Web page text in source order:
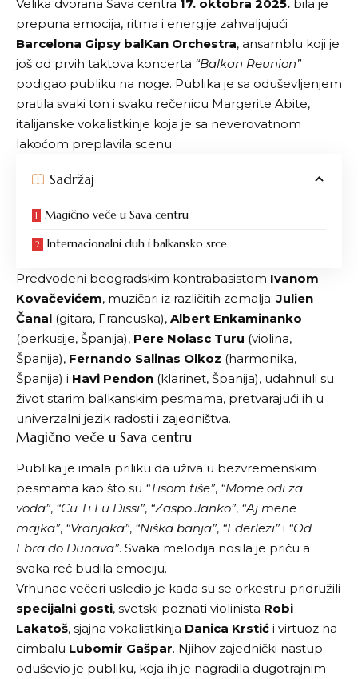
Velika dvorana Sava centra 17. oktobra 2025. bila je
prepuna emocija, ritma i energije zahvaljujući
Barcelona Gipsy balKan Orchestra, ansamblu koji je
još od prvih taktova koncerta “Balkan Reunion”
podigao publiku na noge. Publika je sa oduševljenjem
pratila svaki ton i svaku rečenicu Margerite Abite,
italijanske vokalistkinje koja je sa neverovatnom
lakoćom preplavila scenu.
Sadržaj
Magično veče u Sava centru
Internacionalni duh i balkansko srce
Predvođeni beogradskim kontrabasistom Ivanom
Kovačevićem, muzičari iz različitih zemalja:Julien
Čanal (gitara, Francuska), Albert Enkaminanko
(perkusije, Španija), Pere Nolasc Turu (violina,
Španija), Fernando Salinas Olkoz (harmonika,
Španija) i Havi Pendon (klarinet, Španija), udahnuli su
život starim balkanskim pesmama, pretvarajući ih u
univerzalni jezik radosti i zajedništva.
Magično veče u Sava centru
Publika je imala priliku da uživa u bezvremenskim
pesmama kao što su “Tisom tiše”, “Mome odi za
voda”, “Cu Ti Lu Dissi”, “Zaspo Janko”, “Aj mene
majka”, “Vranjaka”, “Niška banja”, “Ederlezi”i “Od
Ebra do Dunava”. Svaka melodija nosila je priču a
svaka reč budila emociju.
Vrhunac večeri usledio je kada su se orkestru pridružili
specijalni gosti, svetski poznati violinista Robi
Lakatoš, sjajna vokalistkinja Danica Krstić i virtuoz na
cimbalu Lubomir Gašpar. Njihov zajednički nastup
oduševio je publiku, koja ih je nagradila dugotrajnim